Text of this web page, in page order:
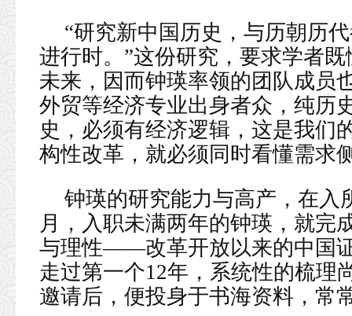
“研究新中国历史，与历朝历
进行时。”这份研究，要求学者
未来，因而钟瑛率领的团队成
外贸等经济专业出身者众，纯历
史，必须有经济逻辑，这是我们
构性改革，就必须同时看懂需求
钟瑛的研究能力与高产，在入
月，入职未满两年的钟瑛，就完
与理性——改革开放以来的中国
走过第一个12年，系统性的梳理
邀请后，便投身于书海资料，常